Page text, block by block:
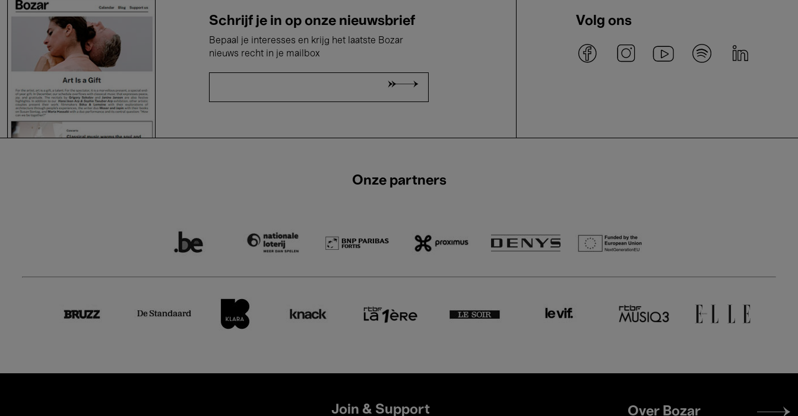
Schrijf je in op onze nieuwsbrief
Bepaal je interesses en krijg het laatste Bozar
nieuws recht in je mailbox
Volg ons
Onze partners
Join & Support
Footer
Over Bozar